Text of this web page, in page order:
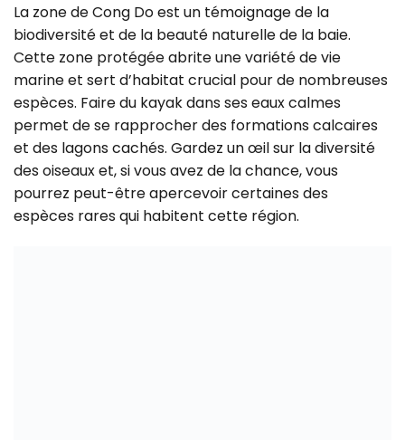
La zone de Cong Do est un témoignage de la
biodiversité et de la beauté naturelle de la baie.
Cette zone protégée abrite une variété de vie
marine et sert d’habitat crucial pour de nombreuses
espèces. Faire du kayak dans ses eaux calmes
permet de se rapprocher des formations calcaires
et des lagons cachés. Gardez un œil sur la diversité
des oiseaux et, si vous avez de la chance, vous
pourrez peut-être apercevoir certaines des
espèces rares qui habitent cette région.